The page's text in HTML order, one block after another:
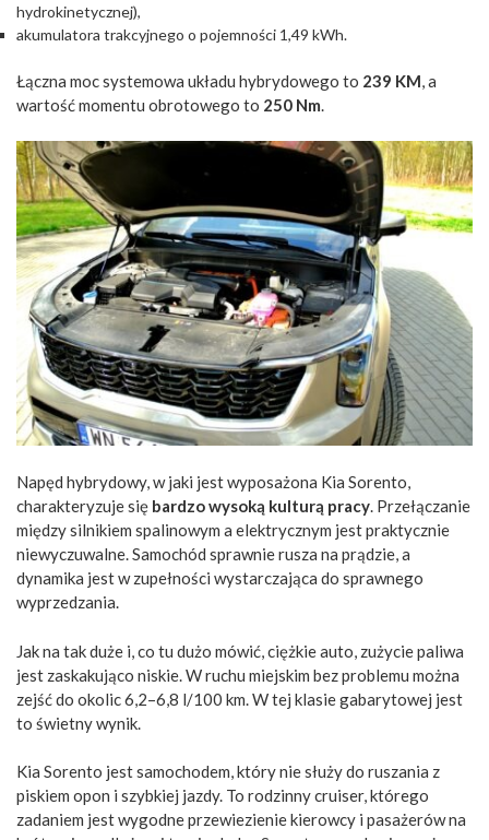
hydrokinetycznej),
akumulatora trakcyjnego o pojemności 1,49 kWh.
Łączna moc systemowa układu hybrydowego to 239 KM, a
wartość momentu obrotowego to 250 Nm.
Napęd hybrydowy, w jaki jest wyposażona Kia Sorento,
charakteryzuje się bardzo wysoką kulturą pracy. Przełączanie
między silnikiem spalinowym a elektrycznym jest praktycznie
niewyczuwalne. Samochód sprawnie rusza na prądzie, a
dynamika jest w zupełności wystarczająca do sprawnego
wyprzedzania.
Jak na tak duże i, co tu dużo mówić, ciężkie auto, zużycie paliwa
jest zaskakująco niskie. W ruchu miejskim bez problemu można
zejść do okolic 6,2–6,8 l/100 km. W tej klasie gabarytowej jest
to świetny wynik.
Kia Sorento jest samochodem, który nie służy do ruszania z
piskiem opon i szybkiej jazdy. To rodzinny cruiser, którego
zadaniem jest wygodne przewiezienie kierowcy i pasażerów na